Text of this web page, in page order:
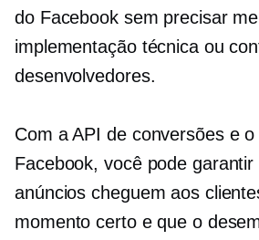
do Facebook sem precisar
implementação técnica ou
desenvolvedores.
Com a API de conversões e o
Facebook, você pode garantir
anúncios cheguem aos
momento certo e que o